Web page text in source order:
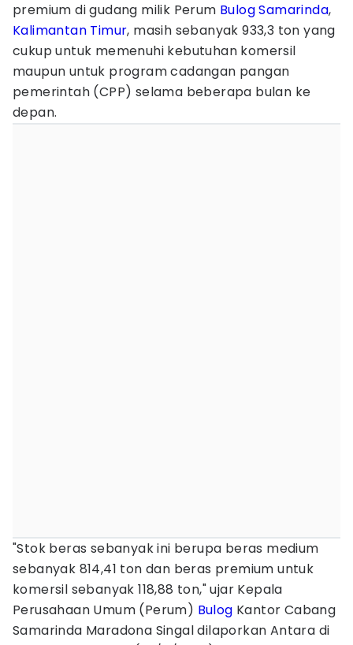
premium di gudang milik Perum BulogSamarinda,
Kalimantan Timur, masih sebanyak 933,3 ton yang
cukup untuk memenuhi kebutuhan komersil
maupun untuk program cadangan pangan
pemerintah (CPP) selama beberapa bulan ke
depan.
"Stok beras sebanyak ini berupa beras medium
sebanyak 814,41 ton dan beras premium untuk
komersil sebanyak 118,88 ton," ujar Kepala
Perusahaan Umum (Perum) Bulog Kantor Cabang
Samarinda Maradona Singal dilaporkan Antara di